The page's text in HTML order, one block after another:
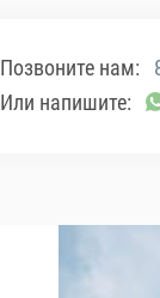
Позвоните нам:
Или напишите: